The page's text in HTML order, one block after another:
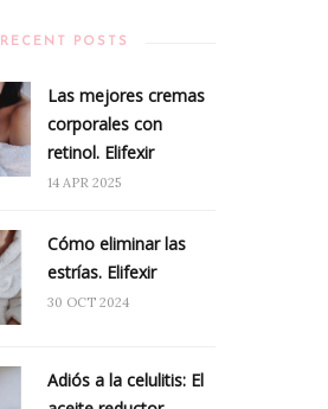
RECENT POSTS
Las mejores cremas
corporales con
retinol. Elifexir
14 APR 2025
Cómo eliminar las
estrías. Elifexir
30 OCT 2024
Adiós a la celulitis: El